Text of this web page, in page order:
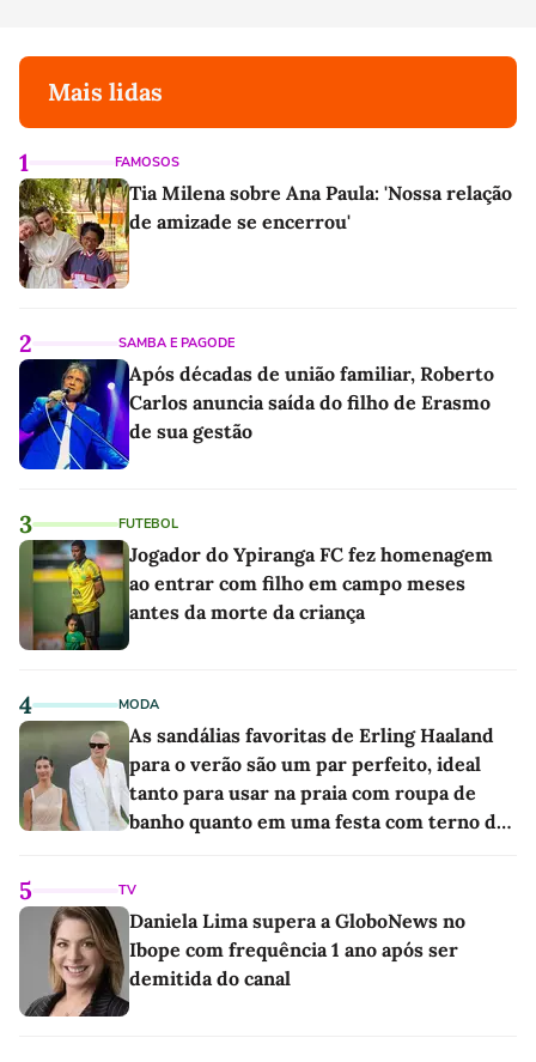
Mais lidas
1 FAMOSOS
Tia Milena sobre Ana Paula: 'Nossa relação
de amizade se encerrou'
2 SAMBA E PAGODE
Após décadas de união familiar, Roberto
Carlos anuncia saída do filho de Erasmo
de sua gestão
3 FUTEBOL
Jogador do Ypiranga FC fez homenagem
ao entrar com filho em campo meses
antes da morte da criança
4 MODA
As sandálias favoritas de Erling Haaland
para o verão são um par perfeito, ideal
tanto para usar na praia com roupa de
banho quanto em uma festa com terno de
5 TV
Daniela Lima supera a GloboNews no
Ibope com frequência 1 ano após ser
demitida do canal